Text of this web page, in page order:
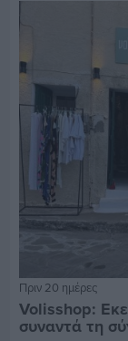
Πριν 20 ημέρες
Volisshop:
συναντά τη